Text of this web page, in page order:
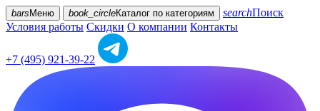
bars Меню book_circleКаталог по категориям searchПоиск
Условия работы Скидки О компании Контакты
+7 (495) 921-39-22